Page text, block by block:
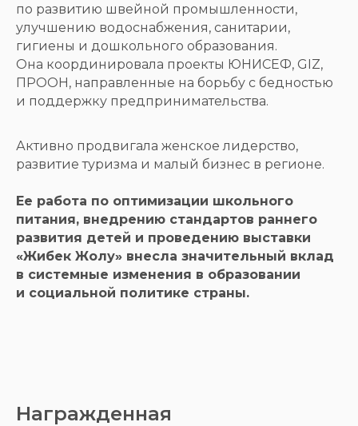
по развитию швейной промышленности,
улучшению водоснабжения, санитарии,
гигиены и дошкольного образования.
Она координировала проекты ЮНИСЕФ, GIZ,
ПРООН, направленные на борьбу с бедностью
и поддержку предпринимательства.
Активно продвигала женское лидерство,
развитие туризма и малый бизнес в регионе.
Ее работа по оптимизации школьного
питания, внедрению стандартов раннего
развития детей и проведению выставки
«Жибек Жолу» внесла значительный вклад
в системные изменения в образовании
и социальной политике страны.
Награжденная